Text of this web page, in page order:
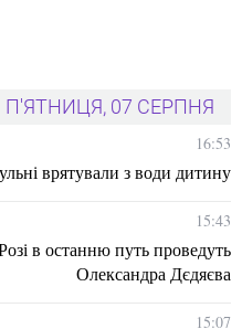
П'ЯТНИЦЯ, 07 СЕРПНЯ
16:53
врятували з води дитину
15:43
в останню путь проведуть
Олександра Дєдяєва
15:07